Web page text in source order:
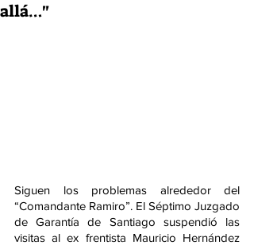
allá…"
Siguen los problemas alrededor del
“Comandante Ramiro”. El Séptimo Juzgado
de Garantía de Santiago suspendió las
visitas al ex frentista Mauricio Hernández